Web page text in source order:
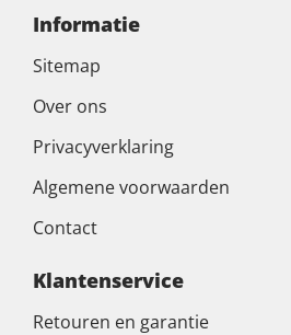
Informatie
Sitemap
Over ons
Privacyverklaring
Algemene voorwaarden
Contact
Klantenservice
Retouren en garantie